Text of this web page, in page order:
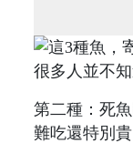
第二種：死
難吃還特別